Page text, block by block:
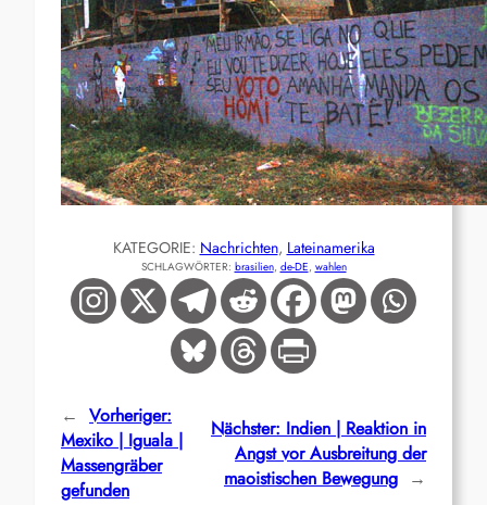
KATEGORIE: Nachrichten, Lateinamerika
SCHLAGWÖRTER: brasilien, de-DE, wahlen
← Vorheriger:
Mexiko | Iguala |
Massengräber
gefunden
Nächster: Indien | Reaktion in
Angst vor Ausbreitung der
maoistischen Bewegung →